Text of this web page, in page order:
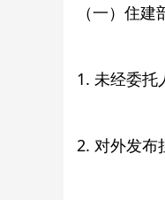
（一）住
1. 未经委托
2. 对外发布